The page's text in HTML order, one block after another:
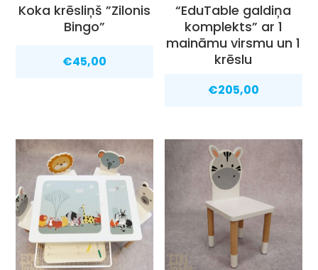
Koka krēsliņš ”Zilonis
Bingo”
€45,00
“EduTable galdiņa
komplekts” ar 1
maināmu virsmu un 1
krēslu
€205,00